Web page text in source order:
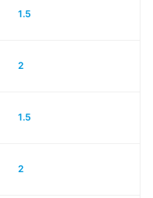
1.5
2
1.5
2